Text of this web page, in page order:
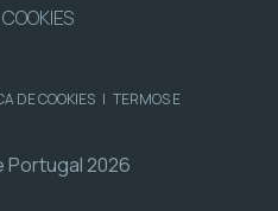
DE COOKIES | TERMOS E
Portugal 2026